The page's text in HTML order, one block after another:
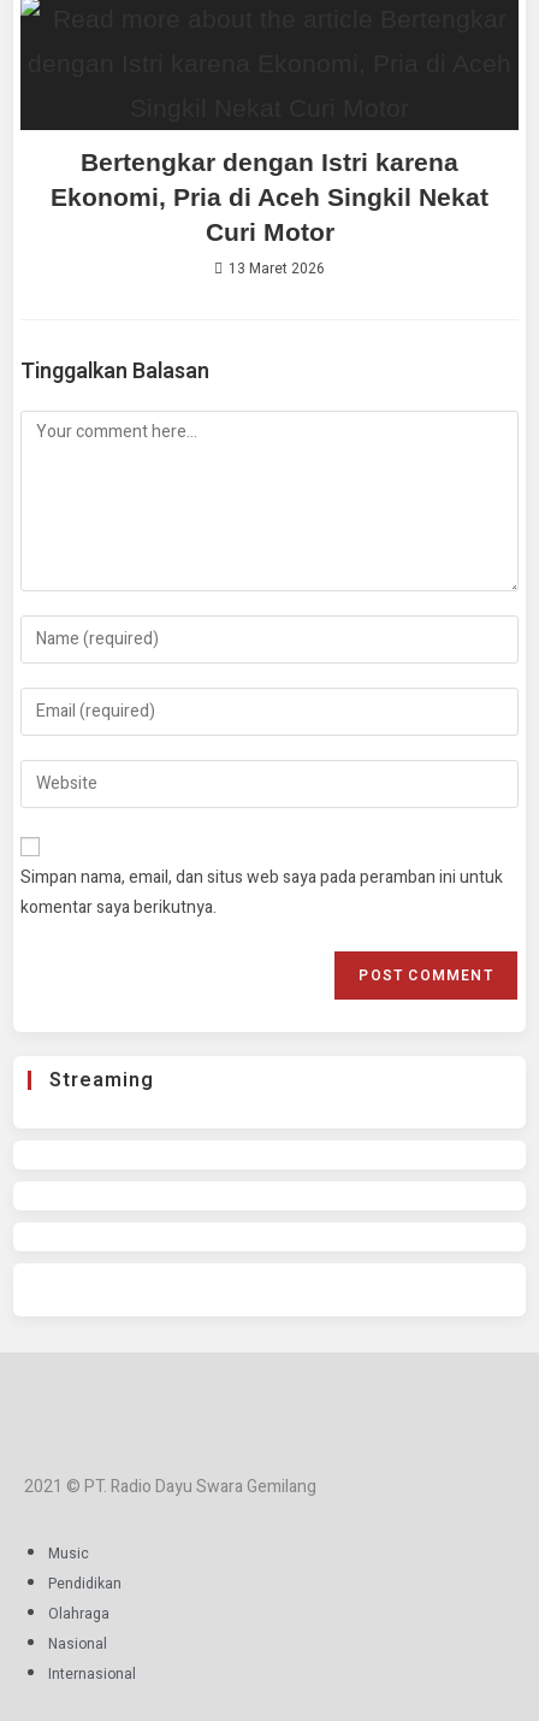
Bertengkar dengan Istri karena
Ekonomi, Pria di Aceh Singkil Nekat
Curi Motor
13 Maret 2026
Tinggalkan Balasan
Simpan nama, email, dan situs web saya pada peramban ini untuk
komentar saya berikutnya.
Streaming
2021 © PT. Radio Dayu Swara Gemilang
Music
Pendidikan
Olahraga
Nasional
Internasional